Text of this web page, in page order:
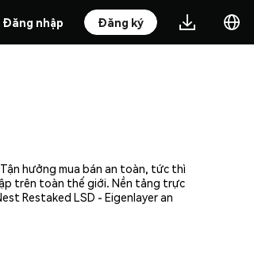
Đăng nhập Đăng ký
hưởng mua bán an toàn, tức thì
trên toàn thế giới. Nền tảng trực
Restaked LSD - Eigenlayer an